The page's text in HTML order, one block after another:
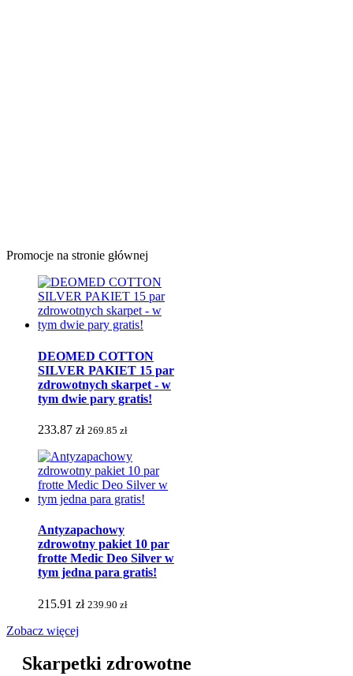
Promocje na stronie głównej
DEOMED COTTON
SILVER PAKIET 15 par
zdrowotnych skarpet - w
tym dwie pary gratis!
233.87 zł 269.85 zł
Antyzapachowy
zdrowotny pakiet 10 par
frotte Medic Deo Silver w
tym jedna para gratis!
215.91 zł 239.90 zł
Zobacz więcej
Skarpetki zdrowotne